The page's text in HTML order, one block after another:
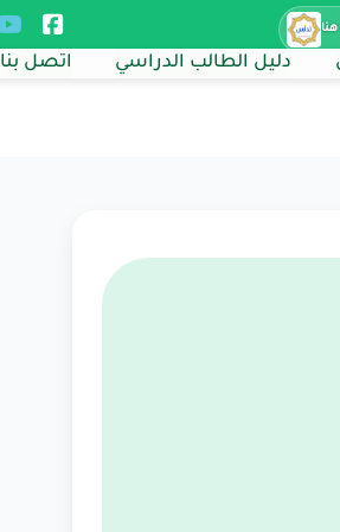
دليل الطالب الدراسي اتصل بنا